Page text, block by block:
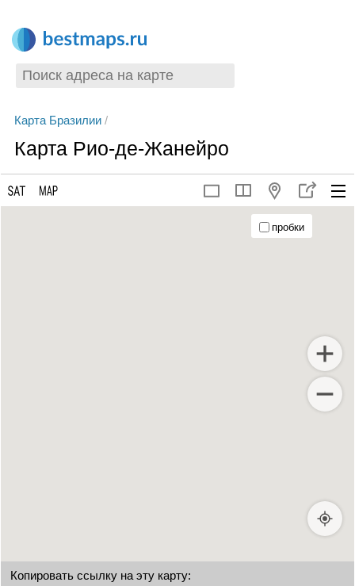
Карта Бразилии/
Карта Рио-де-Жанейро
пробки
Копировать ссылку на эту карту: